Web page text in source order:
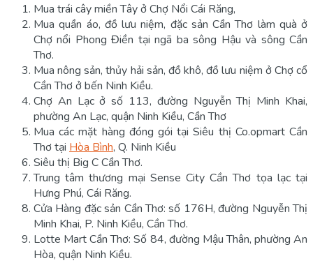
Mua trái cây miền Tây ở Chợ Nổi Cái Răng,
Mua quần áo, đồ lưu niệm, đặc sản Cần Thơ làm quà ở
Chợ nổi Phong Điền tại ngã ba sông Hậu và sông Cần
Thơ.
Mua nông sản, thủy hải sản, đồ khô, đồ lưu niệm ở Chợ cổ
Cần Thơ ở bến Ninh Kiều.
Chợ An Lạc ở số 113, đường Nguyễn Thị Minh Khai,
phường An Lạc, quận Ninh Kiều, Cần Thơ
Mua các mặt hàng đóng gói tại Siêu thị Co.opmart Cần
Thơ tại Hòa Bình, Q. Ninh Kiều
Siêu thị Big C Cần Thơ.
Trung tâm thương mại Sense City Cần Thơ tọa lạc tại
Hưng Phú, Cái Răng.
Cửa Hàng đặc sản Cần Thơ: số 176H, đường Nguyễn Thị
Minh Khai, P. Ninh Kiều, Cần Thơ.
Lotte Mart Cần Thơ: Số 84, đường Mậu Thân, phường An
Hòa, quận Ninh Kiều.